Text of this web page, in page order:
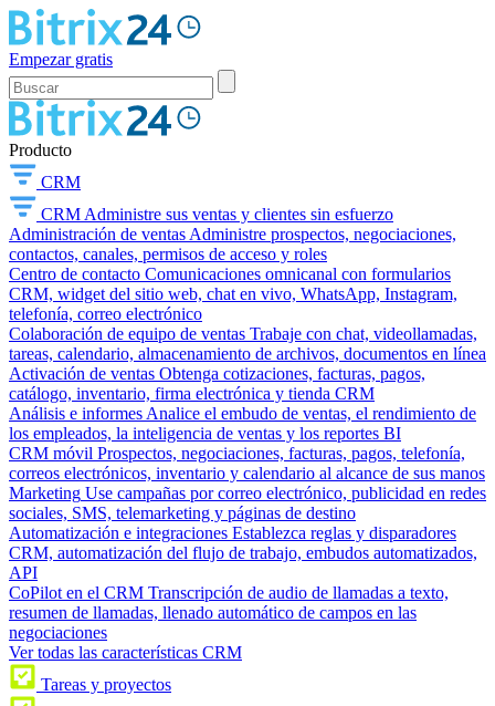
Empezar gratis
Producto
CRM
CRM Administre sus ventas y clientes sin esfuerzo
Administración de ventas Administre prospectos, negociaciones,
contactos, canales, permisos de acceso y roles
Centro de contacto Comunicaciones omnicanal con formularios
CRM, widget del sitio web, chat en vivo, WhatsApp, Instagram,
telefonía, correo electrónico
Colaboración de equipo de ventas Trabaje con chat, videollamadas,
tareas, calendario, almacenamiento de archivos, documentos en línea
Activación de ventas Obtenga cotizaciones, facturas, pagos,
catálogo, inventario, firma electrónica y tienda CRM
Análisis e informes Analice el embudo de ventas, el rendimiento de
los empleados, la inteligencia de ventas y los reportes BI
CRM móvil Prospectos, negociaciones, facturas, pagos, telefonía,
correos electrónicos, inventario y calendario al alcance de sus manos
Marketing Use campañas por correo electrónico, publicidad en redes
sociales, SMS, telemarketing y páginas de destino
Automatización e integraciones Establezca reglas y disparadores
CRM, automatización del flujo de trabajo, embudos automatizados,
API
CoPilot en el CRM Transcripción de audio de llamadas a texto,
resumen de llamadas, llenado automático de campos en las
negociaciones
Ver todas las características CRM
Tareas y proyectos